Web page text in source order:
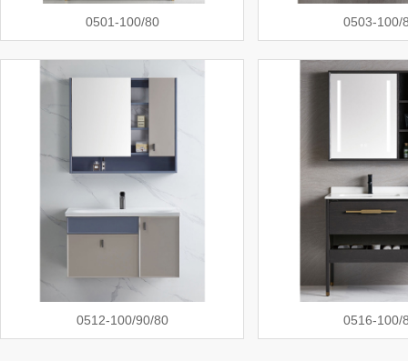
0501-100/80 0503-100/
0512-100/90/80 0516-100/